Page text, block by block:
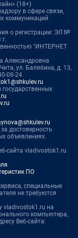
(18+)
в сфере связи,
коммуникаций
о регистрации: ЭЛ №
"ИНТЕРНЕТ
Александровна
ул. Балябина, д. 13,
08-24
достоверность
объявлениях.
сайта vladivostok1.ru
ПО
специальные
не требуются
vladivostok1.ru на
компьютера,
Веб-сайта: